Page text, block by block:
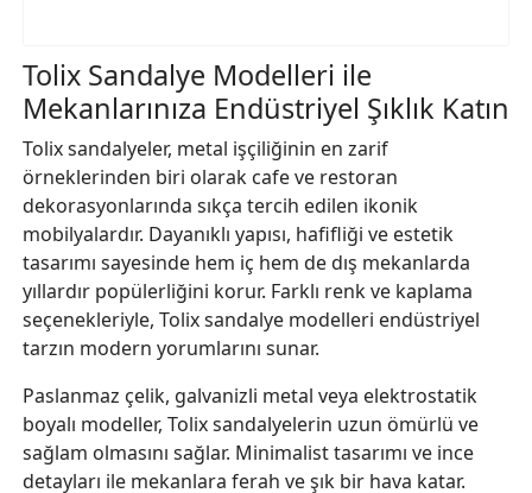
Tolix Sandalye Modelleri ile
Mekanlarınıza Endüstriyel Şıklık Katın
Tolix sandalyeler, metal işçiliğinin en zarif
örneklerinden biri olarak cafe ve restoran
dekorasyonlarında sıkça tercih edilen ikonik
mobilyalardır. Dayanıklı yapısı, hafifliği ve estetik
tasarımı sayesinde hem iç hem de dış mekanlarda
yıllardır popülerliğini korur. Farklı renk ve kaplama
seçenekleriyle, Tolix sandalye modelleri endüstriyel
tarzın modern yorumlarını sunar.
Paslanmaz çelik, galvanizli metal veya elektrostatik
boyalı modeller, Tolix sandalyelerin uzun ömürlü ve
sağlam olmasını sağlar. Minimalist tasarımı ve ince
detayları ile mekanlara ferah ve şık bir hava katar.